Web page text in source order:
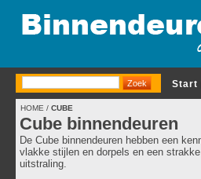
Start
HOME / CUBE
Cube binnendeuren
De Cube binnendeuren hebben een
vlakke stijlen en dorpels en een
uitstraling.